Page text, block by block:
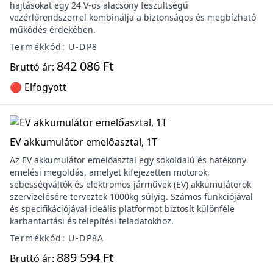
hajtásokat egy 24 V-os alacsony feszültségű
vezérlőrendszerrel kombinálja a biztonságos és megbízható
működés érdekében.
Termékkód: U-DP8
Bruttó ár: 842 086 Ft
🔴 Elfogyott
EV akkumulátor emelőasztal, 1T
Az EV akkumulátor emelőasztal egy sokoldalú és hatékony
emelési megoldás, amelyet kifejezetten motorok,
sebességváltók és elektromos járművek (EV) akkumulátorok
szervizelésére terveztek 1000kg súlyig. Számos funkciójával
és specifikációjával ideális platformot biztosít különféle
karbantartási és telepítési feladatokhoz.
Termékkód: U-DP8A
Bruttó ár: 889 594 Ft